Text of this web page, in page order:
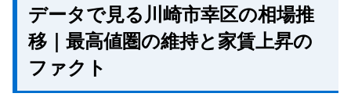
データで見る川崎市幸区の相場推
移｜最高値圏の維持と家賃上昇の
ファクト